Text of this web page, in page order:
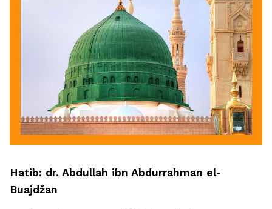
Hatib: dr. Abdullah ibn Abdurrahman el-
Buajdžan